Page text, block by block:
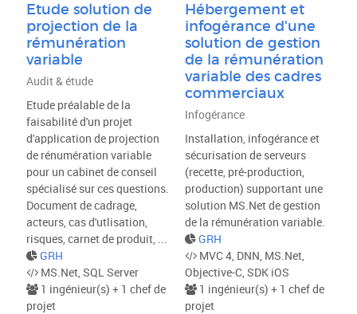
Etude solution de
projection de la
rémunération
variable
Audit & étude
Etude préalable de la
faisabilité d'un projet
d'application de projection
de rénumération variable
pour un cabinet de conseil
spécialisé sur ces questions.
Document de cadrage,
acteurs, cas d'utlisation,
risques, carnet de produit, ...
GRH
MS.Net, SQL Server
1 ingénieur(s) + 1 chef de
projet
Hébergement et
infogérance d'une
solution de gestion
de la rémunération
variable des cadres
commerciaux
Infogérance
Installation, infogérance et
sécurisation de serveurs
(recette, pré-production,
production) supportant une
solution MS.Net de gestion
de la rémunération variable.
GRH
MVC 4, DNN, MS.Net,
Objective-C, SDK iOS
1 ingénieur(s) + 1 chef de
projet